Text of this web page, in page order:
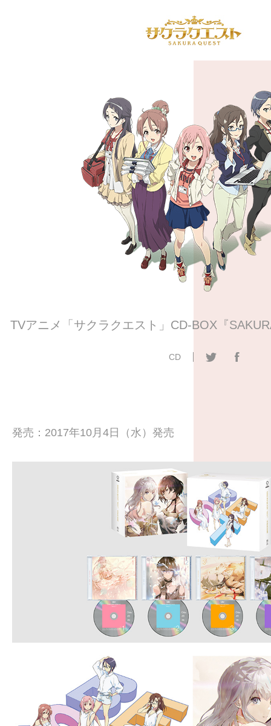
TVアニメ「サクラクエスト」CD-BOX『
CD
発売：2017年10月4日（水）発売